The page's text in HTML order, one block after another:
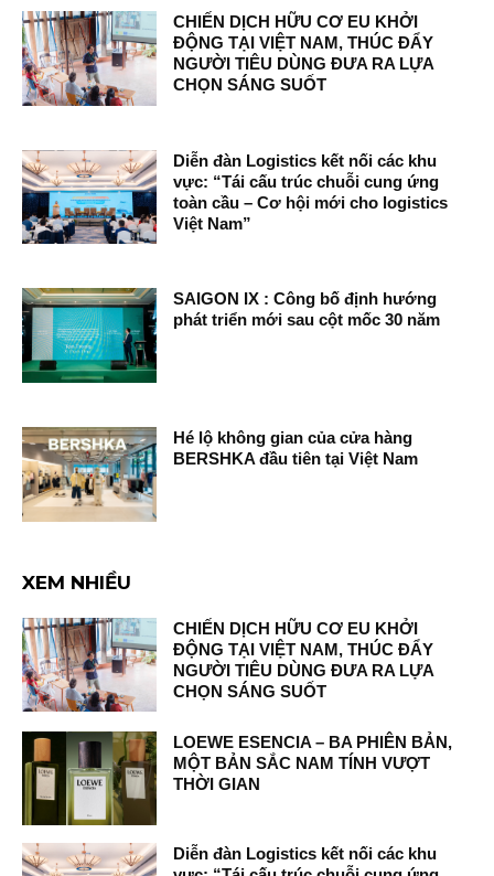
CHIẾN DỊCH HỮU CƠ EU KHỞI
ĐỘNG TẠI VIỆT NAM, THÚC ĐẨY
NGƯỜI TIÊU DÙNG ĐƯA RA LỰA
CHỌN SÁNG SUỐT
Diễn đàn Logistics kết nối các khu
vực: “Tái cấu trúc chuỗi cung ứng
toàn cầu – Cơ hội mới cho logistics
Việt Nam”
SAIGON IX : Công bố định hướng
phát triển mới sau cột mốc 30 năm
Hé lộ không gian của cửa hàng
BERSHKA đầu tiên tại Việt Nam
XEM NHIỀU
CHIẾN DỊCH HỮU CƠ EU KHỞI
ĐỘNG TẠI VIỆT NAM, THÚC ĐẨY
NGƯỜI TIÊU DÙNG ĐƯA RA LỰA
CHỌN SÁNG SUỐT
LOEWE ESENCIA – BA PHIÊN BẢN,
MỘT BẢN SẮC NAM TÍNH VƯỢT
THỜI GIAN
Diễn đàn Logistics kết nối các khu